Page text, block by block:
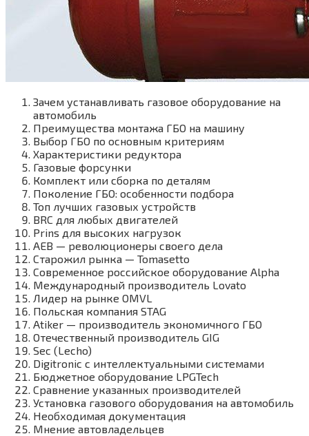
Зачем устанавливать газовое оборудование на
автомобиль
Преимущества монтажа ГБО на машину
Выбор ГБО по основным критериям
Характеристики редуктора
Газовые форсунки
Комплект или сборка по деталям
Поколение ГБО: особенности подбора
Топ лучших газовых устройств
BRC для любых двигателей
Prins для высоких нагрузок
AEB — революционеры своего дела
Старожил рынка — Tomasetto
Современное российское оборудование Alpha
Международный производитель Lovato
Лидер на рынке OMVL
Польская компания STAG
Atiker — производитель экономичного ГБО
Отечественный производитель GIG
Sec (Lecho)
Digitronic с интеллектуальными системами
Бюджетное оборудование LPGTech
Сравнение указанных производителей
Установка газового оборудования на автомобиль
Необходимая документация
Мнение автовладельцев